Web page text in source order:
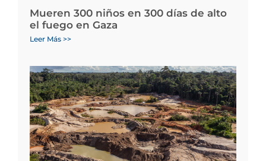
Mueren 300 niños en 300 días de alto
el fuego en Gaza
Leer Más >>